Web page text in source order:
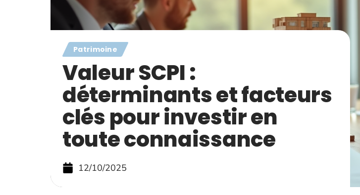
Patrimoine
Valeur SCPI :
déterminants et facteurs
clés pour investir en
toute connaissance
12/10/2025